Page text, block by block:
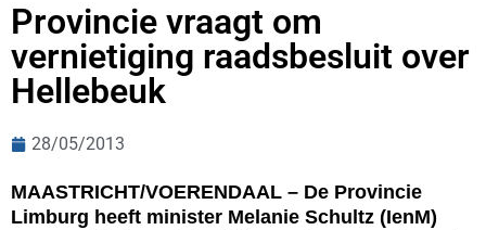
Provincie vraagt om
vernietiging raadsbesluit over
Hellebeuk
28/05/2013
MAASTRICHT/VOERENDAAL – De Provincie
Limburg heeft minister Melanie Schultz (IenM)